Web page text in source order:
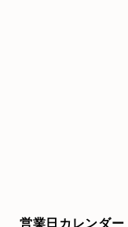
営業日カレンダー